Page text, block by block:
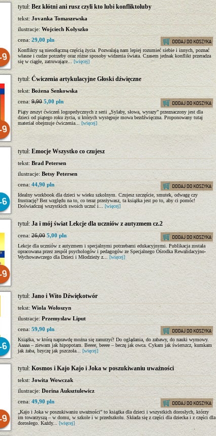
tytuł:Bez kłótni ani rusz czyli kto lubi konfliktoluby
tekst: Jovanka Tomaszewska
ilustracje: Wojciech Kołyszko
cena: 29,00 pln
Konflikty są nieodłączną częścią życia. Pozwalają nam lepiej rozumieć siebie i innych, poznać
własne i cudze potrzeby oraz różne sposoby widzenia świata. Czasem jednak konflikt przeradza
się w ciągłe, zatruwające... [więcej]
tytuł: Ćwiczenia artykulacyjne Głoski dźwięczne
tekst: Bożena Senkowska
cena: 9,90 5,00 pln
Piąty zeszyt ćwiczeń logopedycznych z serii „Sylaby, słowa, wyrazy” przeznaczony jest dla
dzieci od piątego roku życia, u których występuje mowa bezdźwięczna. Proponowany tutaj
materiał obejmuje ćwiczenia... [więcej]
tytuł: Emocje Wszystko co czujesz
tekst: Brad Petersen
ilustracje: Betsy Petersen
cena: 44,90 pln
Idealny workbook dla dzieci w wieku szkolnym. Czujesz szczęście, smutek, odwagę czy
frustrację? Bez względu na to, co teraz przeżywasz, ta książka jest po to, aby ci pomóc!
Doświadczaj wszystkich swoich uczuć i... [więcej]
tytuł: Ja i mój świat Lekcje dla uczniów z autyzmem cz.2
cena: 26,00 5,00 pln
Lekcje dla uczniów z autyzmem i specjalnymi potrzebami edukacyjnymi. Publikacja została
opracowana przez zespół psychologów i pedagogów ze Specjalnego Ośrodka Rewalidacyjno-
Wychowawczego dla Dzieci i Młodzieży z... [więcej]
tytuł: Jano i Wito Dźwiękotwór
tekst:Wiola Wołoszyn
ilustracje: Przemysław Liput
cena: 59,90 pln
Książka, w którą naprawdę można się zanurzyć! Do oglądania, do zabawy, do nauki wymowy.
Aaaaa – ziewam jak hipopotam. Beeee, beeee – beczę jak owca. Cykam jak świerszcz, kumkam
jak żaba, bzyczę jak pszczoła... [więcej]
tytuł: Kosmos i Kajo Kajo i Joka w poszukiwaniu uważności
tekst: Jowita Wowczak
ilustracje: Dorina Auksztulewicz
cena: 49,90 pln
„Kajo i Joka w poszukiwaniu uważności” to książka dla dzieci i wszystkich dorosłych, którzy
im towarzyszą – w domu, w szkole i w przedszkolu. Składa się z części dla dziecka i z części dla
dorosłego. Każdy...[więcej]